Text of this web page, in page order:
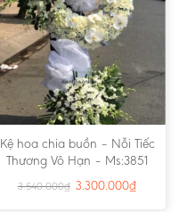
Kệ hoa chia buồn – Nỗi Tiếc
Thương Vô Hạn – Ms:3851
3.540.000₫ 3.300.000₫